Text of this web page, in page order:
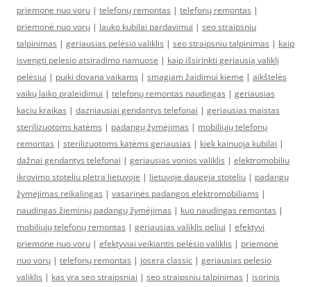
priemone nuo voru | telefonų remontas | telefonų remontas |
priemonė nuo vorų | lauko kubilai pardavimui | seo straipsniu
talpinimas | geriausias pelėsio valiklis | seo straipsniu talpinimas | kaip
isvengti pelesio atsiradimo namuose | kaip išsirinkti geriausią valiklį
pelėsiui | puiki dovana vaikams | smagiam žaidimui kieme | aikštelės
vaikų laiko praleidimui | telefonų remontas naudingas | geriausias
kaciu kraikas | dazniausiai gendantys telefonai | geriausias maistas
sterilizuotoms katėms | padangų žymėjimas | mobiliųjų telefonų
remontas | sterilizuotoms katėms geriausias | kiek kainuoja kubilai |
dažnai gendantys telefonai | geriausias vonios valiklis | elektromobiliu
ikrovimo stoteliu pletra lietuvoje | lietuvoje daugeja stoteliu | padangų
žymėjimas reikalingas | vasarinės padangos elektromobiliams |
naudingas žieminių padangų žymėjimas | kuo naudingas remontas |
mobiliųjų telefonų remontas | geriausias valiklis peliui | efektyvi
priemone nuo voru | efektyviai veikiantis pelėsio valiklis | priemonė
nuo vorų | telefonų remontas | josera classic | geriausias pelesio
valiklis | kas yra seo straipsniai | seo straipsniu talpinimas | isorinis